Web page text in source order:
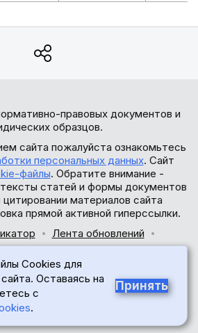
правовых документов и
образцов.
сайта пожалуйста ознакомьтесь
персональных данных. Сайт
файлы. Обратите внимание -
статей и формы документов
материалов сайта
прямой активной гиперссылки.
Лента обновлений
© 2017-2026
18+
Cookies для
Оставаясь на
с
.
Принять